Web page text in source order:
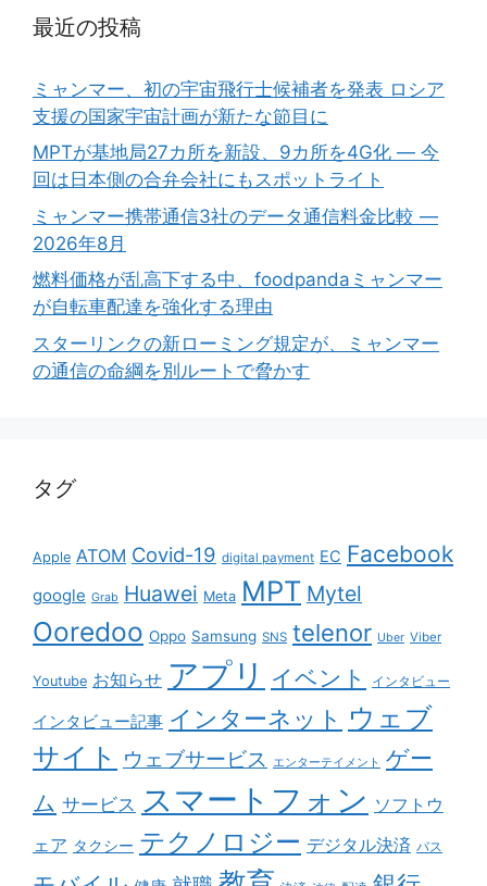
最近の投稿
ミャンマー、初の宇宙飛行士候補者を発表 ロシア
支援の国家宇宙計画が新たな節目に
MPTが基地局27カ所を新設、9カ所を4G化 ― 今
回は日本側の合弁会社にもスポットライト
ミャンマー携帯通信3社のデータ通信料金比較 ―
2026年8月
燃料価格が乱高下する中、foodpandaミャンマー
が自転車配達を強化する理由
スターリンクの新ローミング規定が、ミャンマー
の通信の命綱を別ルートで脅かす
タグ
Apple ATOM Covid-19 digital payment EC Facebook
google Grab Huawei Meta MPT Mytel
Ooredoo Oppo Samsung SNS telenor Uber Viber
Youtube お知らせ アプリ イベント インタビュー
インタビュー記事 インターネット ウェブ
サイト ウェブサービス エンターテイメント ゲー
ム サービス スマートフォン ソフトウ
ェア タクシー テクノロジー デジタル決済 バス